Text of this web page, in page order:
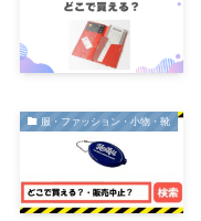
服・ファッション・小物・靴